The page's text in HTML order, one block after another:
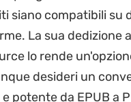
siano compatibili su
La sua dedizione
lo rende
desideri un
potente da EPUB a